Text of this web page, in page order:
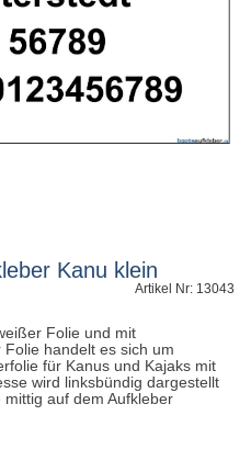
Kanu klein
Artikel Nr: 13043
Folie und mit
handelt es sich um
für Kanus und Kajaks mit
wird linksbündig dargestellt
auf dem Aufkleber